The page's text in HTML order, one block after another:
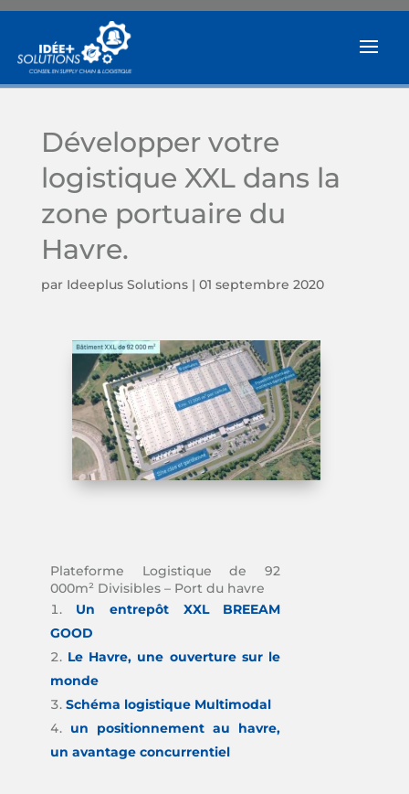
Développer votre
logistique XXL dans la
zone portuaire du
Havre.
par Ideeplus Solutions| 01 septembre 2020
Plateforme Logistique de 92
000m² Divisibles – Port du havre
Un entrepôt XXL BREEAM
GOOD
Le Havre, une ouverture sur le
monde
Schéma logistique Multimodal
un positionnement au havre,
un avantage concurrentiel